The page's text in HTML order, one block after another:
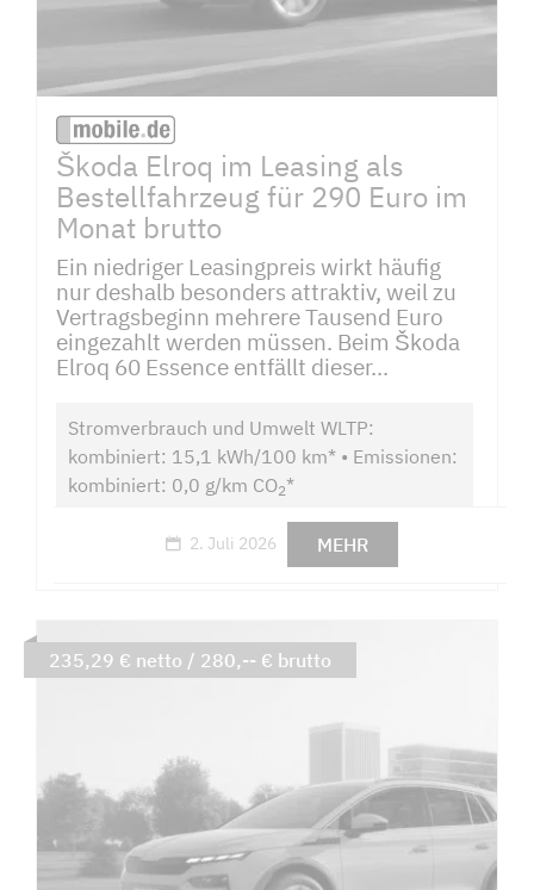
Škoda Elroq im Leasing als
Bestellfahrzeug für 290 Euro im
Monat brutto
Ein niedriger Leasingpreis wirkt häufig
nur deshalb besonders attraktiv, weil zu
Vertragsbeginn mehrere Tausend Euro
eingezahlt werden müssen. Beim Škoda
Elroq 60 Essence entfällt dieser...
Stromverbrauch und Umwelt WLTP:
kombiniert: 15,1 kWh/100 km* • Emissionen:
kombiniert: 0,0 g/km CO2*
2. Juli 2026 MEHR
235,29 € netto / 280,-- € brutto